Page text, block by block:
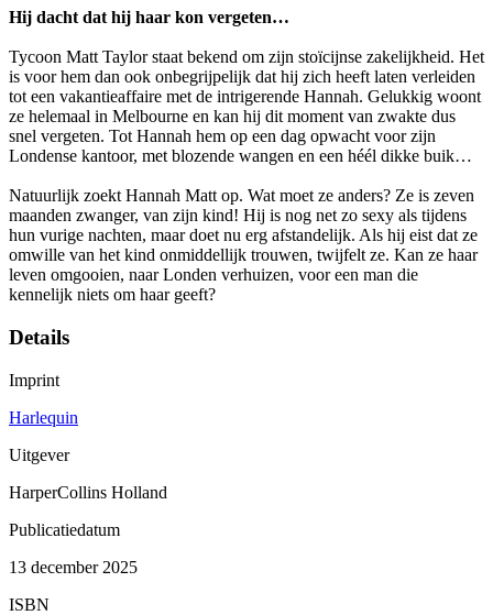
Hij dacht dat hij haar kon vergeten…
Tycoon Matt Taylor staat bekend om zijn stoïcijnse zakelijkheid. Het
is voor hem dan ook onbegrijpelijk dat hij zich heeft laten verleiden
tot een vakantieaffaire met de intrigerende Hannah. Gelukkig woont
ze helemaal in Melbourne en kan hij dit moment van zwakte dus
snel vergeten. Tot Hannah hem op een dag opwacht voor zijn
Londense kantoor, met blozende wangen en een héél dikke buik…
Natuurlijk zoekt Hannah Matt op. Wat moet ze anders? Ze is zeven
maanden zwanger, van zijn kind! Hij is nog net zo sexy als tijdens
hun vurige nachten, maar doet nu erg afstandelijk. Als hij eist dat ze
omwille van het kind onmiddellijk trouwen, twijfelt ze. Kan ze haar
leven omgooien, naar Londen verhuizen, voor een man die
kennelijk niets om haar geeft?
Details
Imprint
Harlequin
Uitgever
HarperCollins Holland
Publicatiedatum
13 december 2025
ISBN